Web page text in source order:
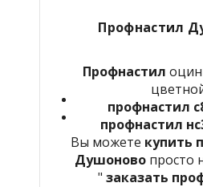
Профнастил
Профнастил
профнастил
профнастил
Вы можете купить
Душоново просто
" заказать